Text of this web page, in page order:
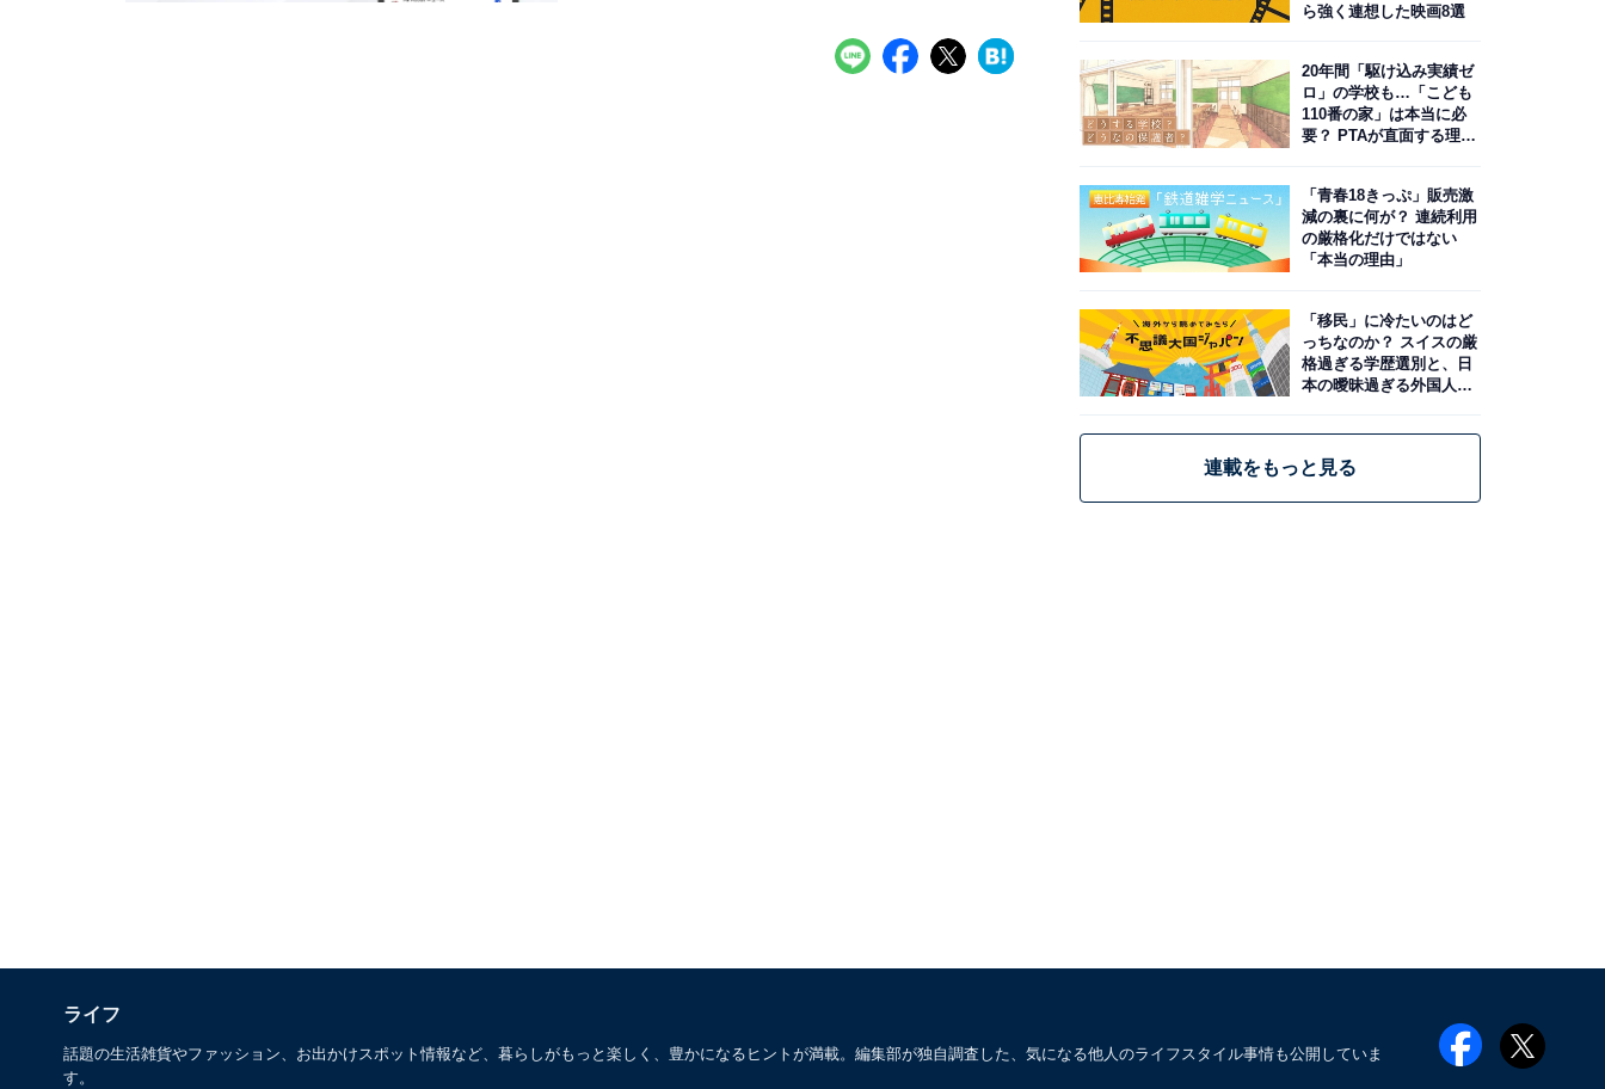
ら強く連想した映画8選
20年間「駆け込み実績ゼ
ロ」の学校も…「こども
110番の家」は本当に必
要？ PTAが直面する理想
「青春18きっぷ」販売激
減の裏に何が？ 連続利用
の厳格化だけではない
「本当の理由」
「移民」に冷たいのはど
っちなのか？ スイスの厳
格過ぎる学歴選別と、日
本の曖昧過ぎる外国人政
連載をもっと見る
ライフ
話題の生活雑貨やファッション、お出かけスポット情報など、暮らしがもっと楽しく、豊かになるヒントが満載。編集部が独自調査した、気になる他人のライフスタイル事情も公開していま
す。